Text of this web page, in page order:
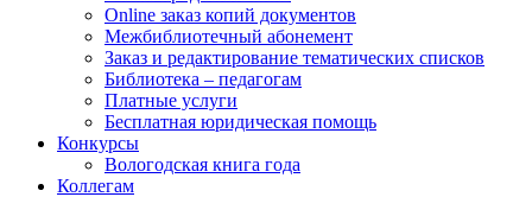
Online заказ копий документов
Межбиблиотечный абонемент
Заказ и редактирование тематических списков
Библиотека – педагогам
Платные услуги
Бесплатная юридическая помощь
Конкурсы
Вологодская книга года
Коллегам